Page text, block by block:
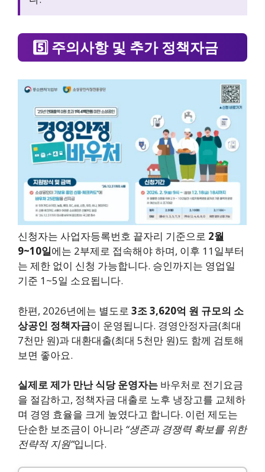
5️⃣ 주의사항 및 추가 정책자금
신청자는 사업자등록번호 끝자리 기준으로 2월
9~10일에는 2부제로 접속해야 하며, 이후 11일부터
는 제한 없이 신청 가능합니다. 승인까지는 영업일
기준 1~5일 소요됩니다.
한편, 2026년에는 별도로 3조 3,620억 원 규모의 소
상공인 정책자금이 운영됩니다. 경영안정자금(최대
7천만 원)과 대환대출(최대 5천만 원)도 함께 검토해
보면 좋아요.
실제로 제가 만난 식당 운영자는 바우처로 전기요금
을 절감하고, 정책자금 대출로 노후 냉장고를 교체하
며 경영 효율을 크게 높였다고 합니다. 이런 제도는
단순한 보조금이 아니라 “생존과 경쟁력 확보를 위한
전략적 지원”입니다.